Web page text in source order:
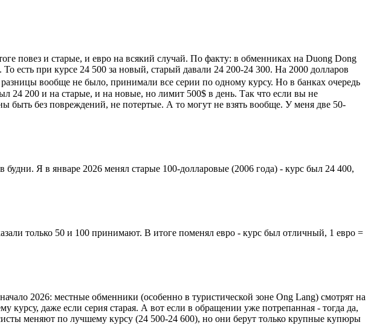
повез и старые, и евро на всякий случай. По факту: в обменниках на Duong Dong
есть при курсе 24 500 за новый, старый давали 24 200-24 300. На 2000 долларов
вообще не было, принимали все серии по одному курсу. Но в банках очередь
24 200 и на старые, и на новые, но лимит 500$ в день. Так что если вы не
быть без повреждений, не потертые. А то могут не взять вообще. У меня две 50-
Я в январе 2026 менял старые 100-долларовые (2006 года) - курс был 24 400,
только 50 и 100 принимают. В итоге поменял евро - курс был отличный, 1 евро =
2026: местные обменники (особенно в туристической зоне Ong Lang) смотрят на
даже если серия старая. А вот если в обращении уже потрепанная - тогда да,
меняют по лучшему курсу (24 500-24 600), но они берут только крупные купюры